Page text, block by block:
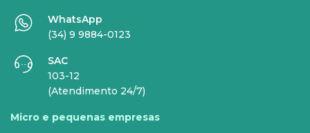
EMPRESAS
INTERNET
Internet Fibra
Comunicação de Dados
WhatsApp
(34) 9 9884-0123
SAC
103-12
(Atendimento 24/7)
Micro e pequenas empresas